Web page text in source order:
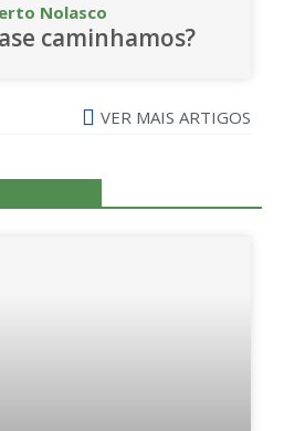
Nolasco
caminhamos?
VER MAIS ARTIGOS